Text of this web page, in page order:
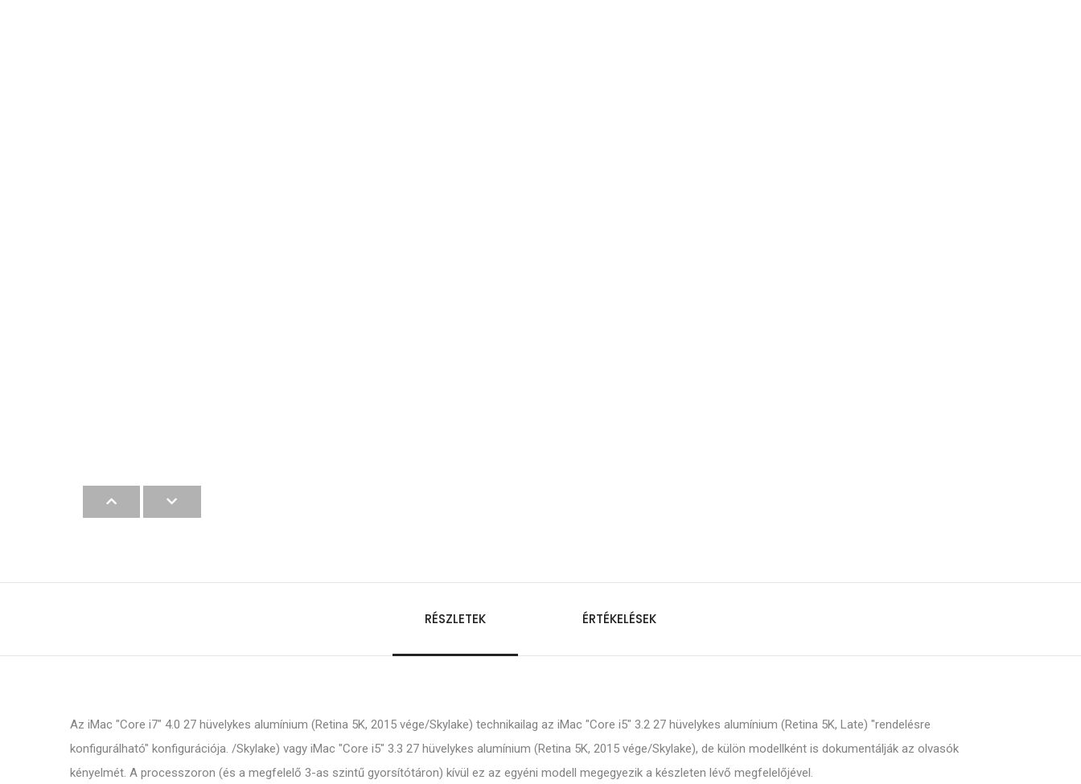
RÉSZLETEK ÉRTÉKELÉSEK
Az iMac "Core i7" 4.0 27 hüvelykes alumínium (Retina 5K, 2015 vége/Skylake) technikailag az iMac "Core i5" 3.2 27 hüvelykes alumínium (Retina 5K, Late) "rendelésre
konfigurálható" konfigurációja. /Skylake) vagy iMac "Core i5" 3.3 27 hüvelykes alumínium (Retina 5K, 2015 vége/Skylake), de külön modellként is dokumentálják az olvasók
kényelmét. A processzoron (és a megfelelő 3-as szintű gyorsítótáron) kívül ez az egyéni modell megegyezik a készleten lévő megfelelőjével.